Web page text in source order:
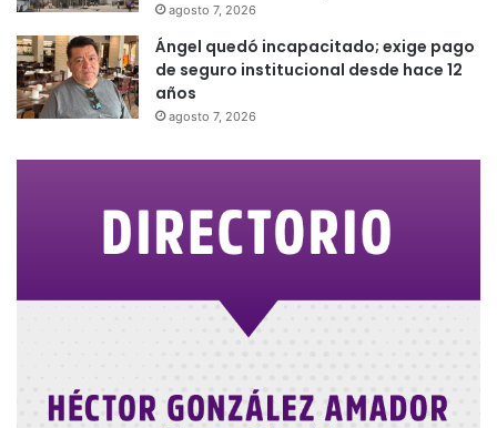
agosto 7, 2026
Ángel quedó incapacitado; exige pago
de seguro institucional desde hace 12
años
agosto 7, 2026